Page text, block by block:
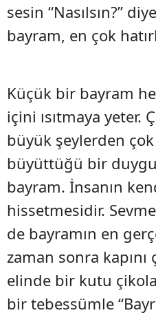
sesin “Nasılsın?”
bayram, en çok
Küçük bir bayram
içini ısıtmaya yeter.
büyük şeylerden
büyüttüğü bir
bayram. İnsanın
hissetmesidir.
de bayramın en
zaman sonra
elinde bir kutu
bir tebessümle